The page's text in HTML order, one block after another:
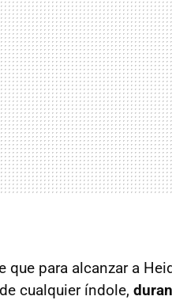
que para alcanzar a
cualquier índole,